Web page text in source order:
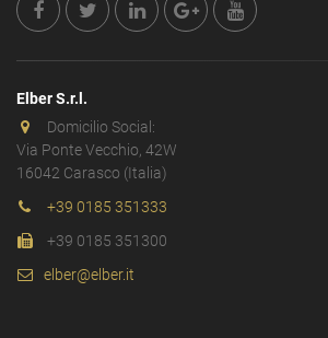
Elber S.r.l.
Domicilio Social:
Via Ponte Vecchio, 42W
16042 Carasco (Italia)
+39 0185 351333
+39 0185 351300
elber@elber.it